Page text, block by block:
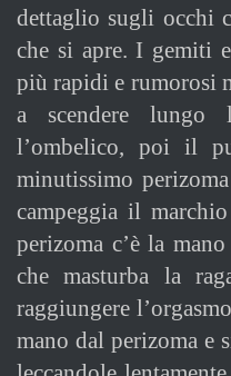
dettaglio sugli occhi
che si apre. I gemiti
più rapidi e rumorosi
a scendere lungo
l’ombelico, poi il
minutissimo
campeggia il
perizoma c’è la
che masturba la
raggiungere
mano dal perizoma e